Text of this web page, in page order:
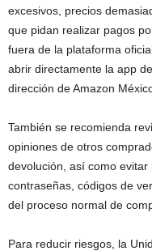
excesivos, precios
que pidan realizar pagos
fuera de la plataforma
abrir directamente la app
dirección de Amazon
También se recomienda
opiniones de otros
devolución, así como evitar
contraseñas, códigos de
del proceso normal de
Para reducir riesgos, la